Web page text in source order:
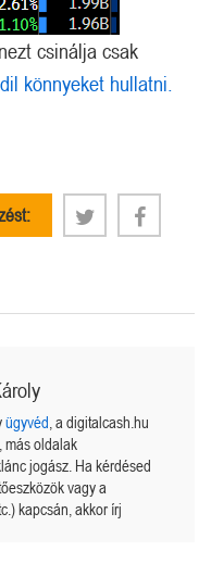
csinálja csak
könnyeket hullatni.
ügyvéd , a digitalcash.hu
más oldalak
jogász. Ha kérdésed
vagy a
kapcsán, akkor írj